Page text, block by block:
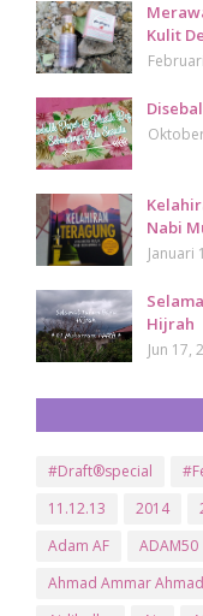
Kulit
Nabi
Januari
Hijrah
Jun 17,
#Draft®special
11.12.13
2014
Adam AF
ADAM50
Ahmad Ammar